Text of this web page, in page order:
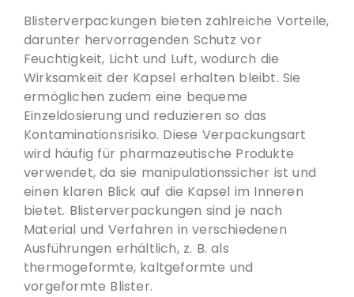
Blisterverpackungen bieten zahlreiche Vorteile,
darunter hervorragenden Schutz vor
Feuchtigkeit, Licht und Luft, wodurch die
Wirksamkeit der Kapsel erhalten bleibt. Sie
ermöglichen zudem eine bequeme
Einzeldosierung und reduzieren so das
Kontaminationsrisiko. Diese Verpackungsart
wird häufig für pharmazeutische Produkte
verwendet, da sie manipulationssicher ist und
einen klaren Blick auf die Kapsel im Inneren
bietet. Blisterverpackungen sind je nach
Material und Verfahren in verschiedenen
Ausführungen erhältlich, z. B. als
thermogeformte, kaltgeformte und
vorgeformte Blister.